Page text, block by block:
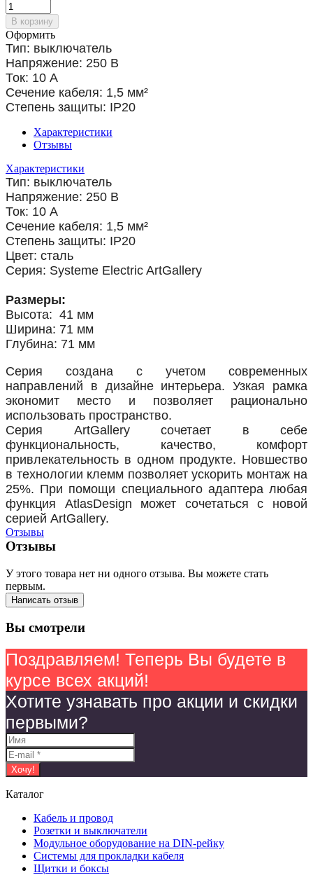
В корзину
Оформить
Тип: выключатель
Напряжение: 250 В
Ток: 10 А
Сечение кабеля: 1,5 мм²
Степень защиты: IP20
Характеристики
Отзывы
Характеристики
Тип: выключатель
Напряжение: 250 В
Ток: 10 А
Сечение кабеля: 1,5 мм²
Степень защиты: IP20
Цвет: сталь
Серия: Systeme Electric ArtGallery
Размеры:
Высота: 41 мм
Ширина: 71 мм
Глубина: 71 мм
Серия создана с учетом современных
направлений в дизайне интерьера. Узкая рамка
экономит место и позволяет рационально
использовать пространство.
Серия ArtGallery сочетает в себе
функциональность, качество, комфорт
привлекательность в одном продукте. Новшество
в технологии клемм позволяет ускорить монтаж на
25%. При помощи специального адаптера любая
функция AtlasDesign может сочетаться с новой
серией ArtGallery.
Отзывы
Отзывы
У этого товара нет ни одного отзыва. Вы можете стать
первым.
Написать отзыв
Вы смотрели
Поздравляем! Теперь Вы будете в
курсе всех акций!
Хотите узнавать про акции и скидки
первыми?
Каталог
Кабель и провод
Розетки и выключатели
Модульное оборудование на DIN-рейку
Системы для прокладки кабеля
Щитки и боксы